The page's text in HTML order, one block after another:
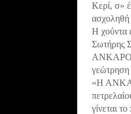
Κερί, σ»
ασχοληθή
Η χούντα
Σωτήρης
ΑΝΚΑΡΟΪΛ
«Η
γίνεται